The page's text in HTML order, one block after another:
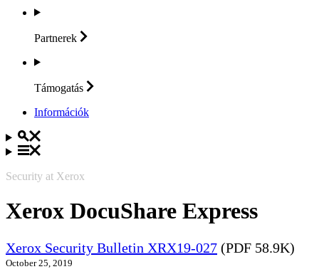
Partnerek
Támogatás
Információk
Security at Xerox
Xerox DocuShare Express
Xerox Security Bulletin XRX19-027 (PDF 58.9K)
October 25, 2019